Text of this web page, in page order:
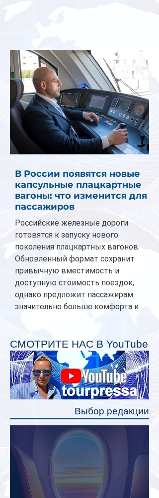
В России появятся новые
капсульные плацкартные
вагоны: что изменится для
пассажиров
Российские железные дороги
готовятся к запуску нового
поколения плацкартных вагонов.
Обновленный формат сохранит
привычную вместимость и
доступную стоимость поездок,
однако предложит пассажирам
значительно больше комфорта и
планируется начать в 2027 году.
Одним из главных нововведений
станут индивидуальные шторки у
каждого спального места. Они
позволят пассажирам закрыть свою
полку во время сна или отдыха,
СМОТРИТЕ НАС В YouTube
Выбор редакции